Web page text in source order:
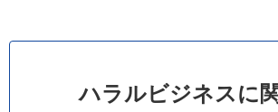
ハラルビジネスに